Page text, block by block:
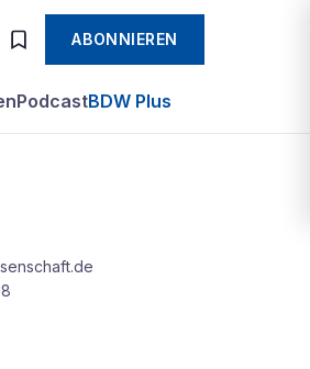
ABONNIEREN
PodcastBDW Plus